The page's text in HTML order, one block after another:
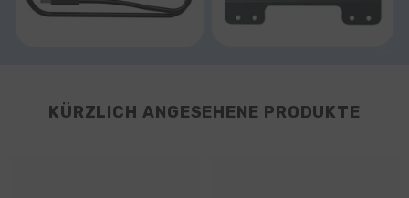
KÜRZLICH ANGESEHENE PRODUKTE